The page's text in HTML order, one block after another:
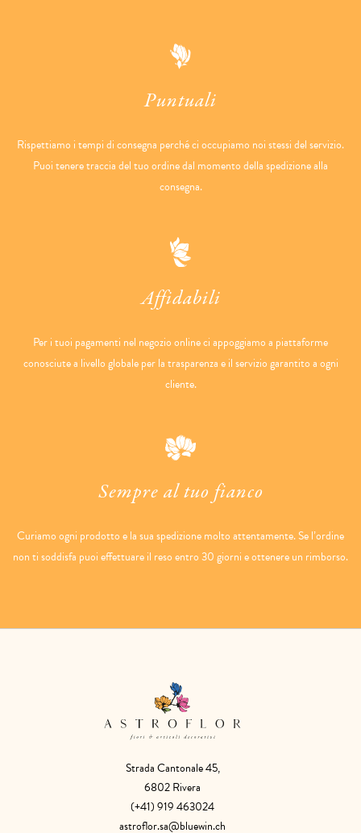
Puntuali
Rispettiamo i tempi di consegna perché ci occupiamo noi stessi del servizio.
Puoi tenere traccia del tuo ordine dal momento della spedizione alla
consegna.
Affidabili
Per i tuoi pagamenti nel negozio online ci appoggiamo a piattaforme
conosciute a livello globale per la trasparenza e il servizio garantito a ogni
cliente.
Sempre al tuo fianco
Curiamo ogni prodotto e la sua spedizione molto attentamente. Se l’ordine
non ti soddisfa puoi effettuare il reso entro 30 giorni e ottenere un rimborso.
Strada Cantonale 45,
6802 Rivera
(+41) 919 463024
astroflor.sa@bluewin.ch